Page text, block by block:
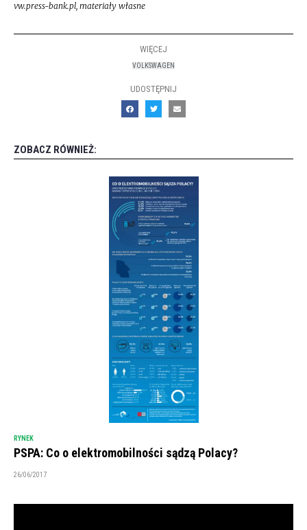
vw.press-bank.pl, materiały własne
WIĘCEJ
VOLKSWAGEN
UDOSTĘPNIJ
ZOBACZ RÓWNIEŻ:
RYNEK
PSPA: Co o elektromobilności sądzą Polacy?
26/06/2017